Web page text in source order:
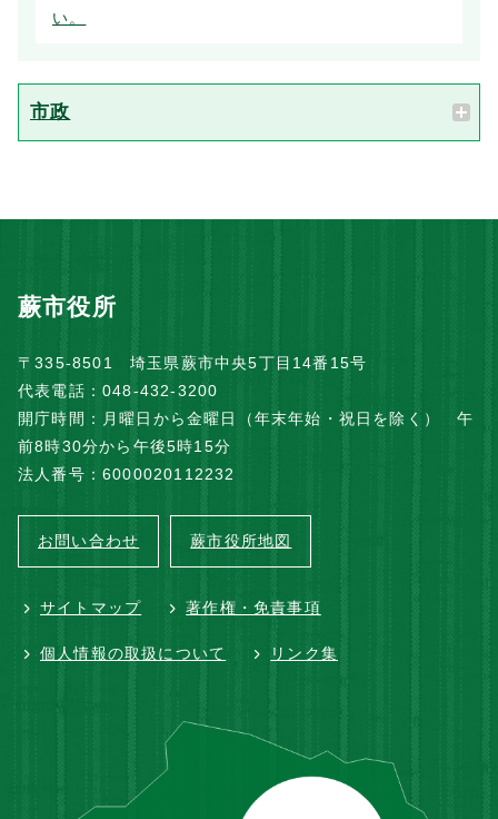
い。
市政
蕨市役所
〒335-8501 埼玉県蕨市中央5丁目14番15号
代表電話：048-432-3200
開庁時間：月曜日から金曜日（年末年始・祝日を除く） 午
前8時30分から午後5時15分
法人番号：6000020112232
お問い合わせ 蕨市役所地図
サイトマップ 著作権・免責事項
個人情報の取扱について リンク集